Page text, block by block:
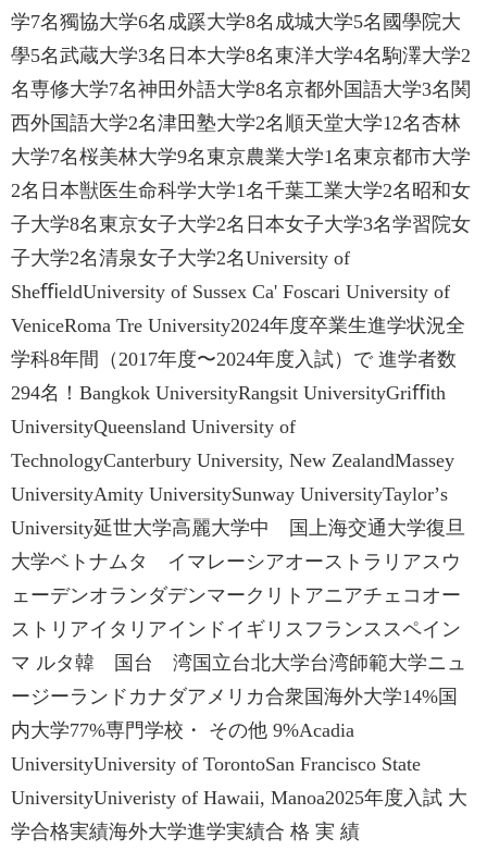
学7名獨協大学6名成蹊大学8名成城大学5名國學院大
學5名武蔵大学3名日本大学8名東洋大学4名駒澤大学2
名専修大学7名神田外語大学8名京都外国語大学3名関
西外国語大学2名津田塾大学2名順天堂大学12名杏林
大学7名桜美林大学9名東京農業大学1名東京都市大学
2名日本獣医生命科学大学1名千葉工業大学2名昭和女
子大学8名東京女子大学2名日本女子大学3名学習院女
子大学2名清泉女子大学2名University of
SheﬃeldUniversity of Sussex Ca' Foscari University of
VeniceRoma Tre University2024年度卒業生進学状況全
学科8年間（2017年度〜2024年度入試）で 進学者数
294名！Bangkok UniversityRangsit UniversityGriﬃth
UniversityQueensland University of
TechnologyCanterbury University, New ZealandMassey
UniversityAmity UniversitySunway UniversityTaylorʼs
University延世大学高麗大学中 国上海交通大学復旦
大学ベトナムタ イマレーシアオーストラリアスウ
ェーデンオランダデンマークリトアニアチェコオー
ストリアイタリアインドイギリスフランススペイン
マ ルタ韓 国台 湾国立台北大学台湾師範大学ニュ
ージーランドカナダアメリカ合衆国海外大学14%国
内大学77%専門学校・ その他 9%Acadia
UniversityUniversity of TorontoSan Francisco State
UniversityUniveristy of Hawaii, Manoa2025年度入試 大
学合格実績海外大学進学実績合 格 実 績